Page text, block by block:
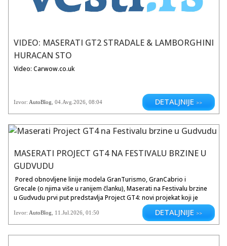
VIDEO: MASERATI GT2 STRADALE & LAMBORGHINI
HURACAN STO
Video: Carwow.co.uk
Izvor: AutoBlog 04.Avg.2026 , 08:04 DETALJNIJE >>
MASERATI PROJECT GT4 NA FESTIVALU BRZINE U
GUDVUDU
Pored obnovljene linije modela GranTurismo, GranCabrio i
Grecale (o njima više u ranijem članku), Maserati na Festivalu brzine
u Gudvudu prvi put predstavlja Project GT4: novi projekat koji je
razvio Maserati Corse da bi tehnički, stilski i inženjerski DNK novog
GranTurisma doveo na stazu.Dizajniran da uđe u jednu od
najdinamičnijih međunarodnih GT kategorija, automobil koristi
iskustvo stečeno sa Maseratijem GT2 i kreiran je sa specifičnim
Izvor: AutoBlog 11.Jul.2026 , 01:50 DETALJNIJE >>